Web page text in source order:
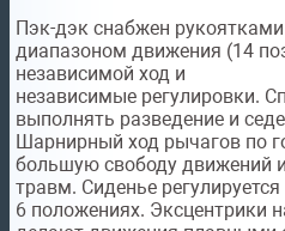
Пэк-дэк снабжен
диапазоном движения (14
независимой ход и
независимые регулировки.
выполнять разведение и
Шарнирный ход рычагов по
большую свободу движений
травм. Сиденье
6 положениях. Эксцентрики